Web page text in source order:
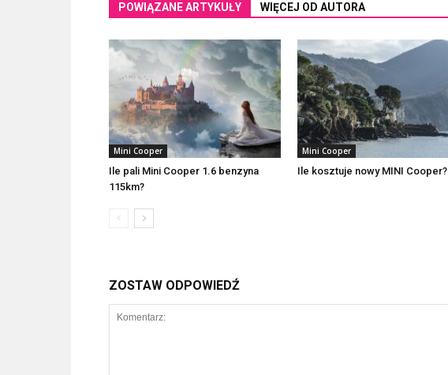
POWIĄZANE ARTYKUŁY WIĘCEJ OD AUTORA
Mini Cooper
Ile pali Mini Cooper 1.6 benzyna
115km?
Mini Cooper
Ile kosztuje nowy MINI Cooper?
ZOSTAW ODPOWIEDŹ